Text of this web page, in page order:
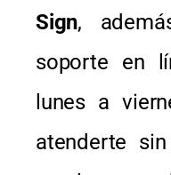
Sign,
soporte en
lunes a
atenderte